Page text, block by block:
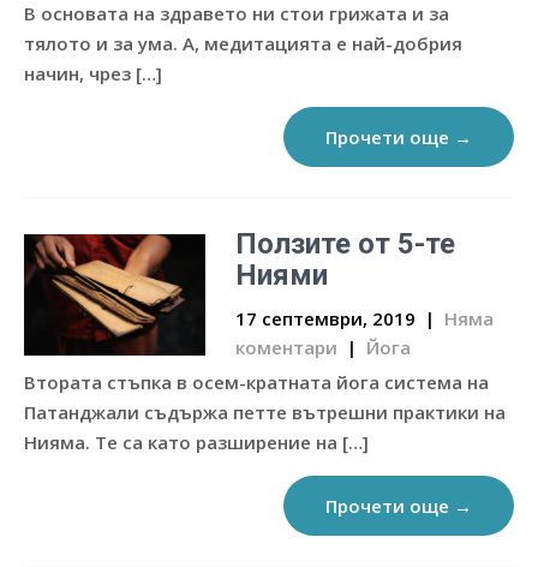
В основата на здравето ни стои грижата и за
тялото и за ума. А, медитацията е най-добрия
начин, чрез […]
Прочети още →
Ползите от 5-те
Ниями
17 септември, 2019 | Няма
коментари | Йога
Втората стъпка в осем-кратната йога система на
Патанджали съдържа петте вътрешни практики на
Нияма. Те са като разширение на […]
Прочети още →